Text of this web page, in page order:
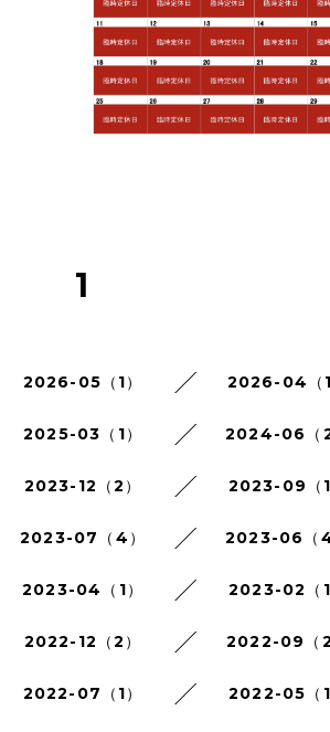
1
2026-05（1） 2026-04（1
2025-03（1） 2024-06（2
2023-12（2） 2023-09（1
2023-07（4） 2023-06（4
2023-04（1） 2023-02（1
2022-12（2） 2022-09（2
2022-07（1） 2022-05（1